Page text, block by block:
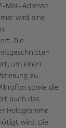
Mail-Adresse
wird eine
Die
um einen
zu
sowie die
auch das
Hologramme
wird. Die